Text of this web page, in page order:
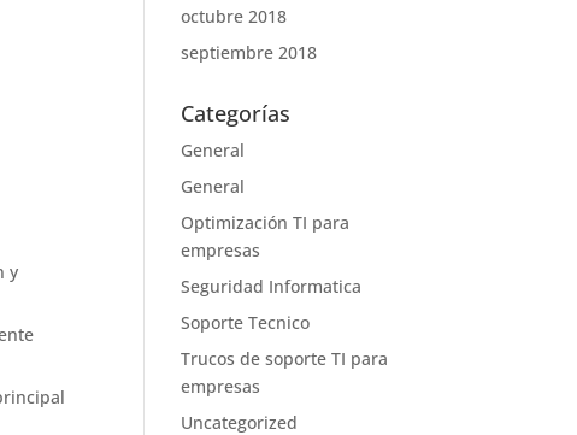
y
octubre 2018
septiembre 2018
Categorías
General
General
Optimización TI para
empresas
Seguridad Informatica
Soporte Tecnico
Trucos de soporte TI para
empresas
Uncategorized